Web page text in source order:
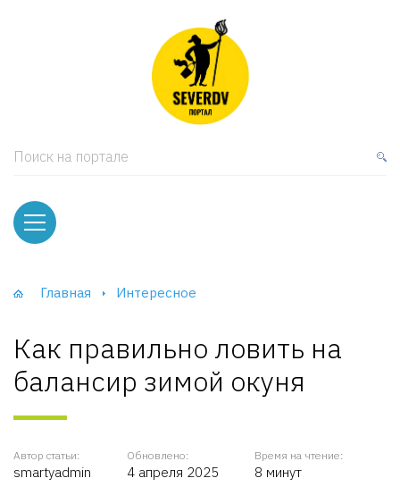
Поиск на портале
Главная Интересное
Как правильно ловить на
балансир зимой окуня
Автор статьи:
smartyadmin
Обновлено:
4 апреля 2025
Время на чтение:
8 минут
и тумбы